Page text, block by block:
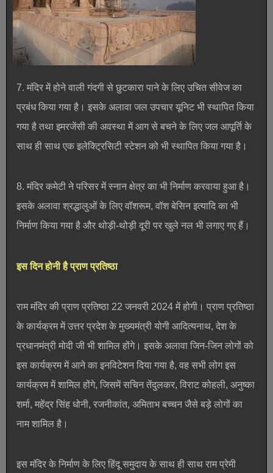
7. मंदिर में होने वाली गंदगी से छुटकारा पाने के लिए उचित सीवेज का
प्रबंध किया गया है। इसके अलावा जल उपचार यूनिट भी स्थापित किया
गया है तथा इमरजेंसी की अवस्था में आग से बचने के लिए जल आपूर्ति के
साथ ही साथ एक इलेक्ट्रिसिटी स्टेशन को भी स्थापित किया गया है।
8. मंदिर कमेटी ने परिसर में स्नान क्षेत्र का भी निर्माण करवाया हुआ है।
इसके अलावा श्रद्धालुओं के लिए वॉशरूम, वॉश बेसिन इत्यादि का भी
निर्माण किया गया है और थोड़ी-थोड़ी दूरी पर खुले नल भी लगाए गए हैं।
इस दिन होनी है प्राण प्रतिष्ठा
राम मंदिर की प्राण प्रतिष्ठा 22 जनवरी 2024 में होगी। प्राण प्रतिष्ठा
के कार्यक्रम में उत्तर प्रदेश के मुख्यमंत्री योगी आदित्यनाथ, देश के
प्रधानमंत्री मोदी जी भी शामिल होंगे। इसके अलावा जिन-जिन लोगों को
इस कार्यक्रम में आने का इनविटेशन दिया गया है, वह सभी लोग इस
कार्यक्रम में शामिल होंगे, जिसमें सचिन तेंदुलकर, विराट कोहली, अनुष्का
शर्मा, महेंद्र सिंह धोनी, रजनीकांत, अमिताभ बच्चन जैसे बड़े लोगों का
नाम शामिल है।
इस मंदिर के निर्माण के लिए हिंदू समुदाय के साथ ही साथ राम प्रेमी